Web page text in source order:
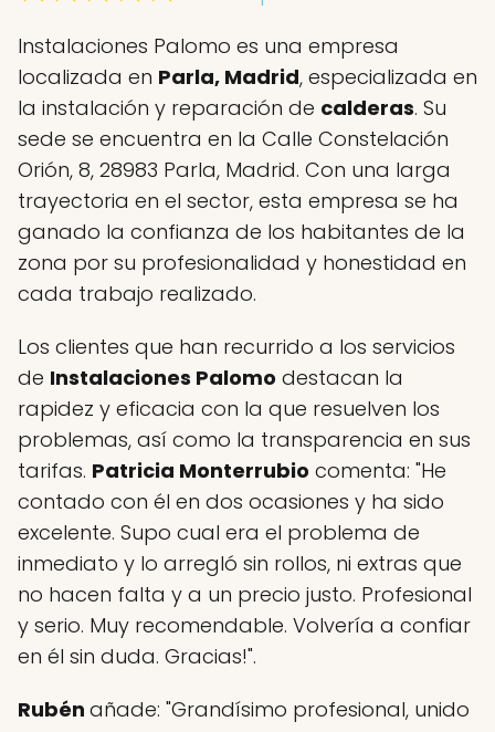
Instalaciones Palomo es una empresa
localizada en Parla, Madrid, especializada en
la instalación y reparación de calderas. Su
sede se encuentra en la Calle Constelación
Orión, 8, 28983 Parla, Madrid. Con una larga
trayectoria en el sector, esta empresa se ha
ganado la confianza de los habitantes de la
zona por su profesionalidad y honestidad en
cada trabajo realizado.
Los clientes que han recurrido a los servicios
de Instalaciones Palomo destacan la
rapidez y eficacia con la que resuelven los
problemas, así como la transparencia en sus
tarifas. Patricia Monterrubio comenta: "He
contado con él en dos ocasiones y ha sido
excelente. Supo cual era el problema de
inmediato y lo arregló sin rollos, ni extras que
no hacen falta y a un precio justo. Profesional
y serio. Muy recomendable. Volvería a confiar
en él sin duda. Gracias!".
Rubén añade: "Grandísimo profesional, unido